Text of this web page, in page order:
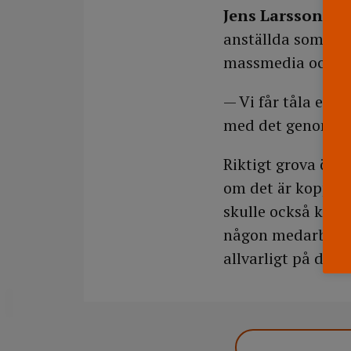
Jens Larsson,
anställda som
massmedia och i
— Vi får tåla en
med det genom
Riktigt grova
om det är
skulle också
någon
allvarligt på det,